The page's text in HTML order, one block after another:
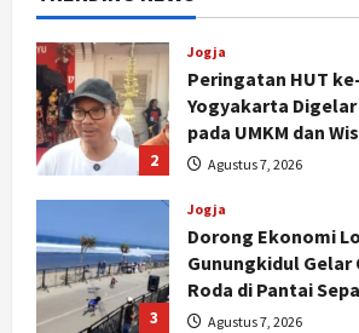
3
Jogja
Dorong Ekonomi
Gunungkidul Gelar
Roda di Pantai
Agustus 7, 2026
4
Politik
Cagar Budaya
Sorotan, Hasil
Segera Keluar
Agustus 7, 2026